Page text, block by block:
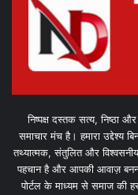
निष्पक्ष दस्तक सत्य, निष्ठा
समाचार मंच है। हमारा उद्देश्य
तथ्यात्मक, संतुलित और
पहचान है और आपकी आवाज़
पोर्टल के माध्यम से समाज की